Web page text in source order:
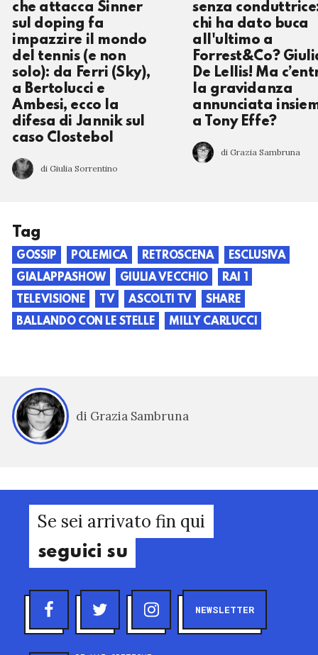
che attacca Sinner
sul doping fa
impazzire il mondo
del tennis (e non
solo): da Ferri (Sky),
a Bertolucci e
Ambesi, ecco la
difesa di Jannik sul
caso Clostebol
di Giulia Sorrentino
senza
chi ha dato buca
all'ultimo a
Forrest&Co?
De Lellis! Ma
la gravidanza
annunciata
a Tony Effe?
di Grazia Sambruna
Tag
GOSSIP POLEMICA RETROSCENA
ESCLUSIVA
GIALAPPASHOW
GIULIA VECCHIO
RAI 1
TELEVISIONE
TV ASCOLTI TV
SHARE
BALLANDO CON LE STELLE
MILLY CARLUCCI
di Grazia Sambruna
Se sei arrivato fin qui
seguici su
NEWSLETTER